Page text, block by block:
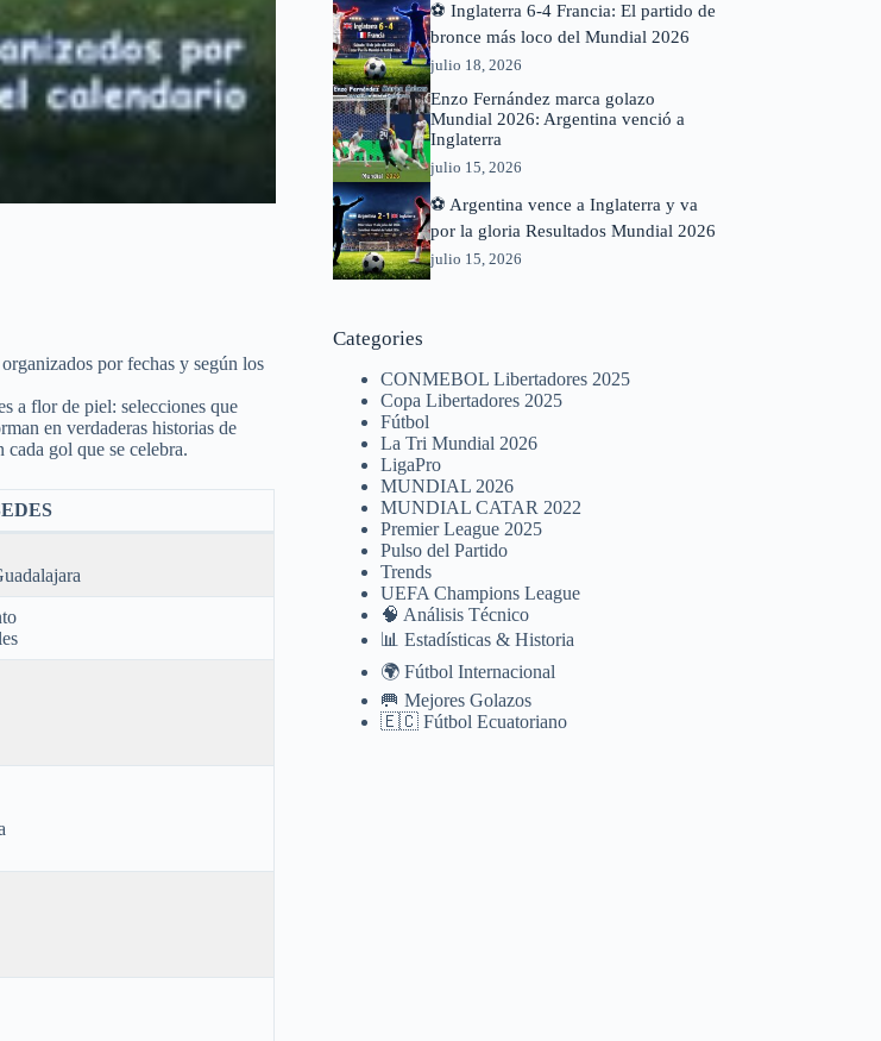
por fechas y según los
a flor de piel: selecciones que
en verdaderas historias de
gol que se celebra.
⚽ Inglaterra 6-4 Francia: El partido de
bronce más loco del Mundial 2026
julio 18, 2026
Enzo Fernández marca golazo
Mundial 2026: Argentina venció a
Inglaterra
julio 15, 2026
⚽ Argentina vence a Inglaterra y va
por la gloria Resultados Mundial 2026
julio 15, 2026
Categories
CONMEBOL Libertadores 2025
Copa Libertadores 2025
Fútbol
La Tri Mundial 2026
LigaPro
MUNDIAL 2026
MUNDIAL CATAR 2022
Premier League 2025
Pulso del Partido
Trends
UEFA Champions League
🧠 Análisis Técnico
📊 Estadísticas & Historia
🌍 Fútbol Internacional
🥅 Mejores Golazos
🇪🇨 Fútbol Ecuatoriano